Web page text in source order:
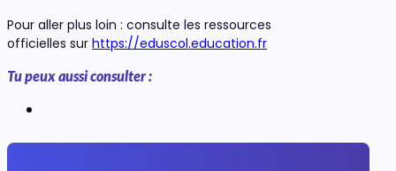
Pour aller plus loin : consulte les ressources
officielles sur https://eduscol.education.fr
Tu peux aussi consulter :